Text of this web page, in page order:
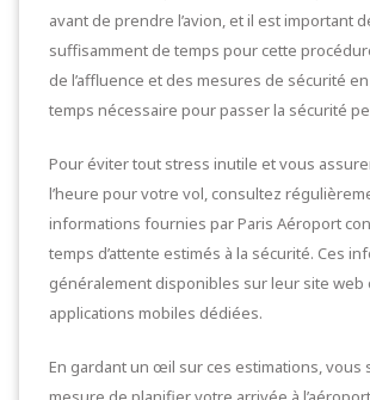
avant de prendre l’avion, et il est important
suffisamment de temps pour cette
de l’affluence et des mesures de sécurité
temps nécessaire pour passer la sécurité
Pour éviter tout stress inutile et vous
l’heure pour votre vol, consultez
informations fournies par Paris Aéroport
temps d’attente estimés à la sécurité. Ces
généralement disponibles sur leur site web
applications mobiles dédiées.
En gardant un œil sur ces estimations, vous